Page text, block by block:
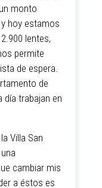
monto
hoy estamos
lentes,
permite
de espera.
de
día trabajan en
Villa San
cambiar mis
a éstos es